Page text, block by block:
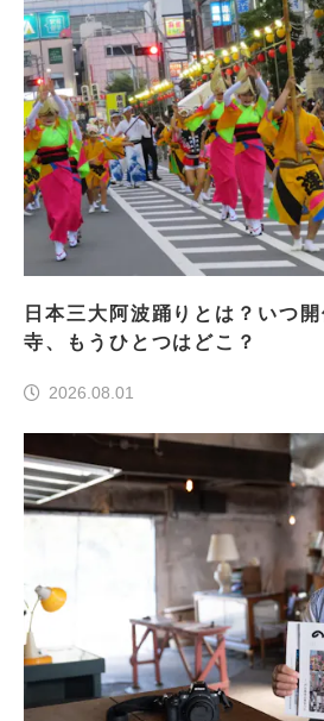
日本三大阿波踊りとは？いつ
寺、もうひとつはどこ？
2026.08.01